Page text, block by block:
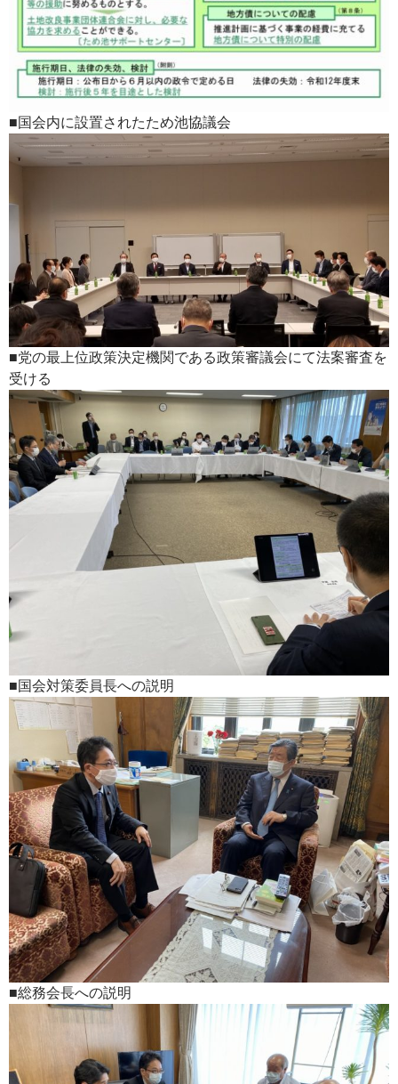
■国会内に設置されたため池協議会
■党の最上位政策決定機関である政策審議会にて法案審査を
受ける
■国会対策委員長への説明
■総務会長への説明